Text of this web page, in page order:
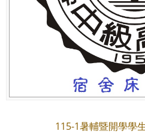
115-1暑輔暨開學學